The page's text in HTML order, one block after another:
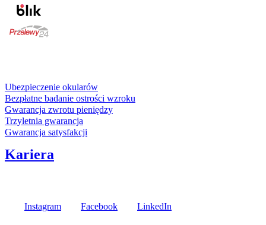
Ubezpieczenie okularów
Bezpłatne badanie ostrości wzroku
Gwarancja zwrotu pieniędzy
Trzyletnia gwarancja
Gwarancja satysfakcji
Kariera
Instagram Facebook LinkedIn